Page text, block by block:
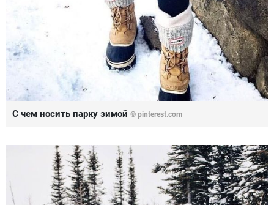
С чем носить парку зимой © pinterest.com